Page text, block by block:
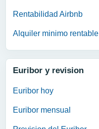
Rentabilidad Airbnb
Alquiler minimo rentable
Euribor y revision
Euribor hoy
Euribor mensual